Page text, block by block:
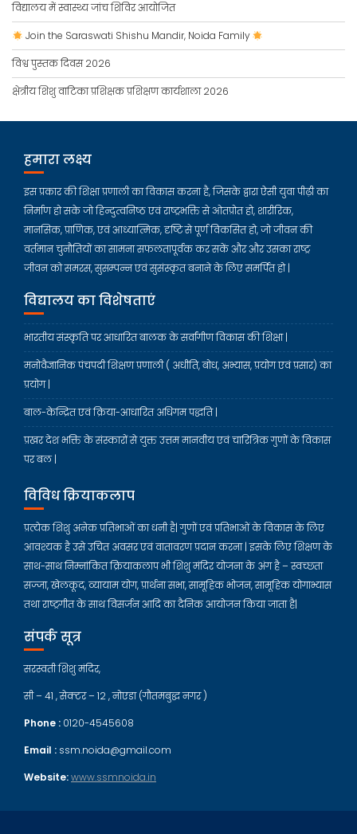
विद्यालय में स्वास्थ्य जांच शिविर आयोजित
Join the Saraswati Shishu Mandir, Noida Family
विश्व पुस्तक दिवस 2026
क्षेत्रीय शिशु वाटिका प्रशिक्षक प्रशिक्षण कार्यशाला 2026
हमारा लक्ष्य
इस प्रकार की शिक्षा प्रणाली का विकास करना है, जिसके द्वारा ऐसी युवा पीढ़ी का
निर्माण हो सके जो हिन्दुत्वनिष्ठ एवं राष्ट्रभक्ति से ओतप्रोत हो, शारीरिक,
मानसिक, प्राणिक, एवं आध्यात्मिक, दृष्टि से पूर्ण विकसित हो, जो जीवन की
वर्तमान चुनौतियों का सामना सफलतापूर्वक कर सकें और और उसका राष्ट्र
जीवन को समरस, सुसम्पन्न एवं सुसंस्कृत बनाने के लिए समर्पित हो |
विद्यालय का विशेषताएं
भारतीय संस्कृति पर आधारित बालक के सर्वांगीण विकास की शिक्षा |
मनोवैज्ञानिक पंचपदी शिक्षण प्रणाली ( अधीति, बोध, अभ्यास, प्रयोग एवं प्रसार) का
प्रयोग |
बाल-केन्द्रित एवं क्रिया-आधारित अधिगम पद्धति |
प्रखर देश भक्ति के संस्कारों से युक्त उत्तम मानवीय एवं चारित्रिक गुणों के विकास
पर बल |
विविध क्रियाकलाप
प्रत्येक शिशु अनेक प्रतिभाओं का धनी है| गुणों एवं प्रतिभाओं के विकास के लिए
आवश्यक है उसे उचित अवसर एवं वातावरण प्रदान करना | इसके लिए शिक्षण के
साथ-साथ निम्नांकित क्रियाकलाप भी शिशु मंदिर योजना के अंग है – स्वच्छता
सज्जा, खेलकूद, व्यायाम योग, प्रार्थना सभा, सामूहिक भोजन, सामूहिक योगाभ्यास
तथा राष्ट्रगीत के साथ विसर्जन आदि का दैनिक आयोजन किया जाता है|
संपर्क सूत्र
सरस्वती शिशु मंदिर,
सी – 41 , सेक्टर – 12 , नोएडा (गौतमबुद्ध नगर )
Phone : 0120-4545608
Email : ssm.noida@gmail.com
Website:www.ssmnoida.in